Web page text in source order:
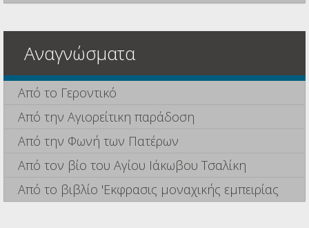
Αναγνώσματα
Από το Γεροντικό
Από την Αγιορείτικη παράδοση
Από την Φωνή των Πατέρων
Από τον βίο του Αγίου Ιάκωβου Τσαλίκη
Από το βιβλίο 'Εκφρασις μοναχικής εμπειρίας